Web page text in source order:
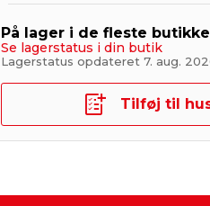
På lager i de fleste
Se lagerstatus i din butik
Lagerstatus opdateret 7. aug.
Tilføj til